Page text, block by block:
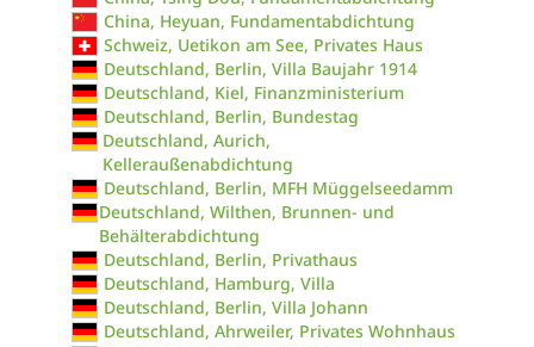
China, Heyuan, Fundamentabdichtung
Schweiz, Uetikon am See, Privates Haus
Deutschland, Berlin, Villa Baujahr 1914
Deutschland, Kiel, Finanzministerium
Deutschland, Berlin, Bundestag
Deutschland, Aurich,
Kelleraußenabdichtung
Deutschland, Berlin, MFH Müggelseedamm
Deutschland, Wilthen, Brunnen- und
Behälterabdichtung
Deutschland, Berlin, Privathaus
Deutschland, Hamburg, Villa
Deutschland, Berlin, Villa Johann
Deutschland, Ahrweiler, Privates Wohnhaus